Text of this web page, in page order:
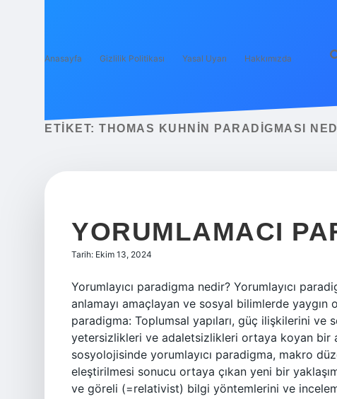
Anasayfa Gizlilik Politikası Yasal Uyarı Hakkımızda
ETIKET: THOMAS KUHNIN PARADIGMASI
YORUMLAMACI
Tarih: Ekim 13, 2024
Yorumlayıcı paradigma nedir? Yorumlayıcı
anlamayı amaçlayan ve sosyal bilimlerde
paradigma: Toplumsal yapıları, güç ilişkilerini
yetersizlikleri ve adaletsizlikleri ortaya koyan bir
sosyolojisinde yorumlayıcı paradigma, makro
eleştirilmesi sonucu ortaya çıkan yeni bir
ve göreli (=relativist) bilgi yöntemlerini ve